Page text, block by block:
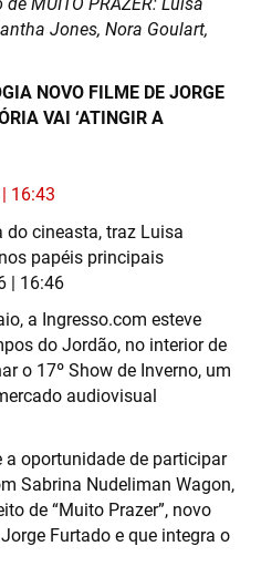
Jones, Nora Goulart,
NOVO FILME DE JORGE
VAI ‘ATINGIR A
16:43
do cineasta, traz Luisa
papéis principais
| 16:46
a Ingresso.com esteve
do Jordão, no interior de
o 17º Show de Inverno, um
audiovisual
a oportunidade de participar
Sabrina Nudeliman Wagon,
de “Muito Prazer”, novo
Furtado e que integra o